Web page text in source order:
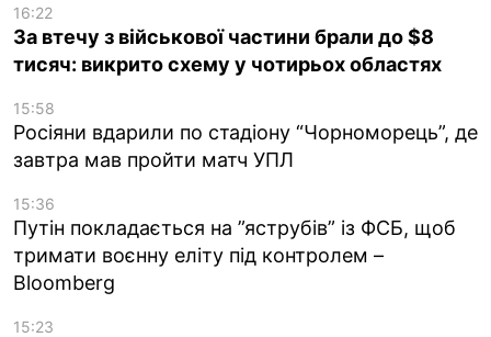
16:22
За втечу з військової частини брали до $8
тисяч: викрито схему у чотирьох областях
15:58
Росіяни вдарили по стадіону “Чорноморець”, де
завтра мав пройти матч УПЛ
15:36
Путін покладається на ”яструбів” із ФСБ, щоб
тримати воєнну еліту під контролем –
Bloomberg
15:23